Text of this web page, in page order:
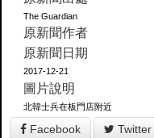
The Guardian
原新聞作者
原新聞日期
2017-12-21
圖片說明
北韓士兵在板門店附近
Facebook Twitter